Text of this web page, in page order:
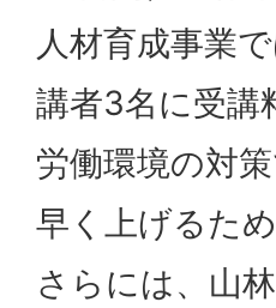
人材育成事業
講者3名に受講
労働環境の対
早く上げるた
さらには、山